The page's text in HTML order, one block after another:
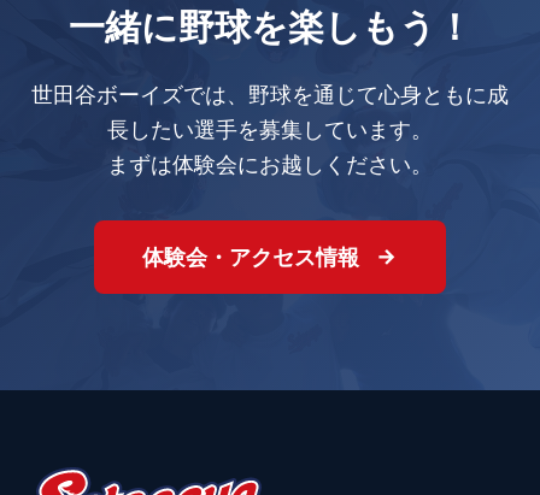
一緒に野球を楽しもう！
世田谷ボーイズでは、野球を通じて心身ともに成
長したい選手を募集しています。
まずは体験会にお越しください。
体験会・アクセス情報